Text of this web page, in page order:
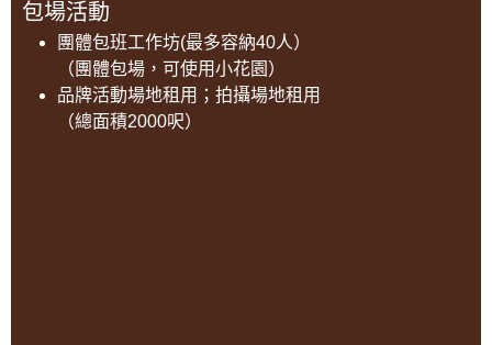
包場活動
團體包班工作坊(最多容納40人）
（團體包場，可使用小花園）
品牌活動場地租用；拍攝場地租用
（總面積2000呎）